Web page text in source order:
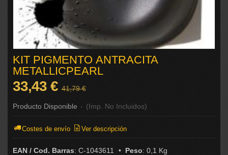
KIT PIGMENTO ANTRACITA
METALLICPEARL
33,43 € 41,79 €
Producto Disponible - (Imp. No Incluidos)
Costes de envío Ver descripción
EAN / Cod. Barras: C-1043611 • Peso: 0,1 Kg